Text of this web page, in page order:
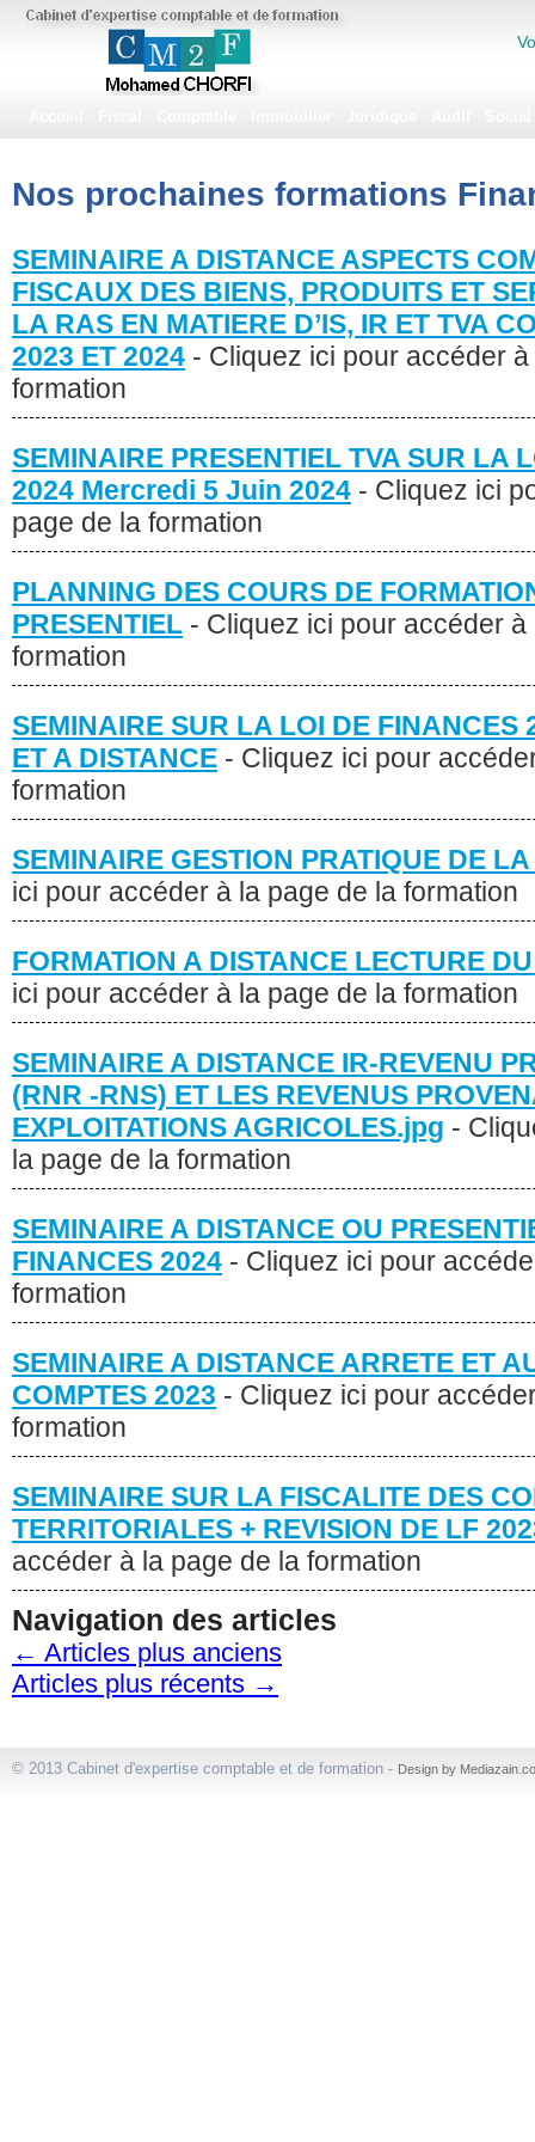
Nos prochaines formations
SEMINAIRE A DISTANCE ASPECTS
FISCAUX DES BIENS, PRODUITS ET
LA RAS EN MATIERE D’IS, IR ET TVA
2023 ET 2024 - Cliquez ici pour accéder
formation
SEMINAIRE PRESENTIEL TVA SUR LA
2024 Mercredi 5 Juin 2024 - Cliquez ici
page de la formation
PLANNING DES COURS DE
PRESENTIEL - Cliquez ici pour accéder à
formation
SEMINAIRE SUR LA LOI DE FINANCES
ET A DISTANCE - Cliquez ici pour
formation
SEMINAIRE GESTION PRATIQUE DE
ici pour accéder à la page de la formation
FORMATION A DISTANCE LECTURE
ici pour accéder à la page de la formation
SEMINAIRE A DISTANCE IR-REVENU
(RNR -RNS) ET LES REVENUS
EXPLOITATIONS AGRICOLES.jpg -
la page de la formation
SEMINAIRE A DISTANCE OU
FINANCES 2024 - Cliquez ici pour
formation
SEMINAIRE A DISTANCE ARRETE ET
COMPTES 2023 - Cliquez ici pour
formation
SEMINAIRE SUR LA FISCALITE DES
TERRITORIALES + REVISION DE LF
accéder à la page de la formation
Navigation des articles
← Articles plus anciens
Articles plus récents →
© 2013 Cabinet d'expertise comptable et de formation - Design by